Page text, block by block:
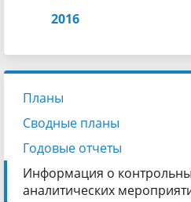
2016
Планы
Сводные планы
Годовые отчеты
Информация о
аналитических